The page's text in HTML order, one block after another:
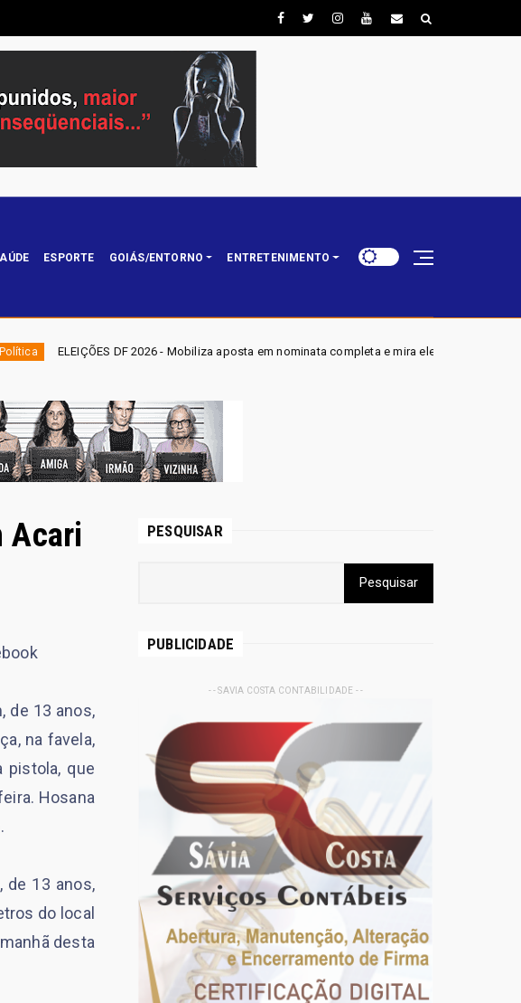
ESPORTE GOIÁS/ENTORNO ENTRETENIMENTO
2026 - Mobiliza aposta em nominata completa e mira eleger três deputados distritais em 2026
Acari
de 13 anos,
na favela,
pistola, que
Hosana
de 13 anos,
do local
desta
PESQUISAR
PUBLICIDADE
- - SAVIA COSTA CONTABILIDADE - -